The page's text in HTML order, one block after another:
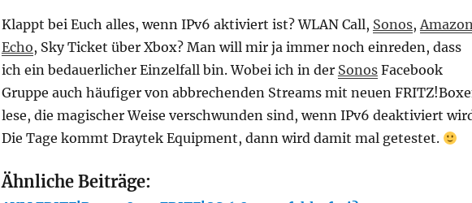
Klappt bei Euch alles, wenn IPv6 aktiviert ist? WLAN Call, Sonos, Amazon
Echo, Sky Ticket über Xbox? Man will mir ja immer noch einreden, dass
ich ein bedauerlicher Einzelfall bin. Wobei ich in der SonosFacebook
Gruppe auch häufiger von abbrechenden Streams mit neuen
lese, die magischer Weise verschwunden sind, wenn IPv6 deaktiviert
Die Tage kommt Draytek Equipment, dann wird damit mal getestet.
Ähnliche Beiträge: